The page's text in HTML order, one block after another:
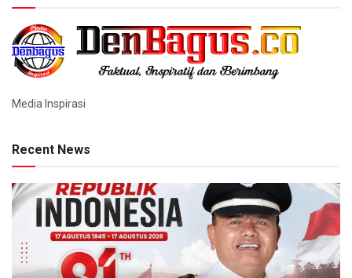
Media Inspirasi
Recent News